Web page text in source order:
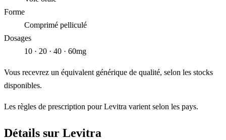
Forme
Comprimé pelliculé
Dosages
10 · 20 · 40 · 60mg
Vous recevrez un équivalent générique de qualité, selon les stocks
disponibles.
Les règles de prescription pour Levitra varient selon les pays.
Détails sur Levitra